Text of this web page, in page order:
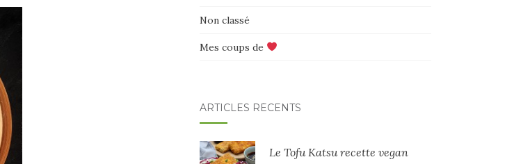
Non classé
Mes coups de
ARTICLES RÉCENTS
Le Tofu Katsu recette vegan